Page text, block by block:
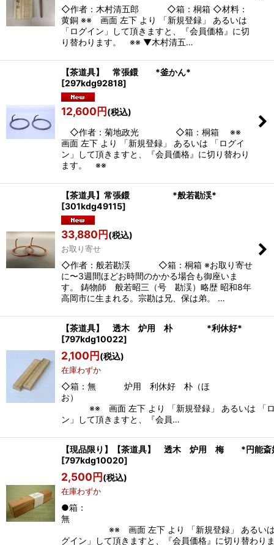
◇作者：木村清五郎 ◇箱：桐箱 ◇材料：
黄銅 ※※ 画面 左下 より 「新規登録」 あるいは
「ログイン」して頂きますと、『会員価格』に切
り替わります。 ※※ ▼木村清五…
【茶道具】 常張鐶 *釜かん*
[297kdg92818]
12,600円(税込)
◇作者：菊地政光 ◇箱：桐箱 ※※
画面 左下 より 「新規登録」 あるいは 「ログイ
ン」して頂きますと、『会員価格』に切り替わり
ます。 ※※
【茶道具】常張鐶 *般若勘渓*
[301kdg49115]
33,880円(税込)
お取り寄せ
◇作者：般若勘渓 ◇箱：桐箱 ※お取り寄せ
に〜3週間ほどお時間のかかる場合も御座いま
す。 鋳物師 般若昭三（号 勘渓）略歴 昭和8年
高岡市に生まれる。宗勘は兄、保は弟。 …
【茶道具】 透木 炉用 朴 *利休好*
[797kdg10022]
2,100円(税込)
在庫わずか
◇箱：無 炉用 利休好 朴（ほ
お
※※ 画面 左下 より 「新規登録」 あるいは 「
ン」して頂きますと、『会員…
【現品限り】【茶道具】 透木 炉用 梅 *円
[797kdg10020]
2,500円(税込)
在庫わずか
●箱：
※※ 画面 左下 より 「新規登録」 あるいは
グイン」して頂きますと、『会員価格』に切り替わ